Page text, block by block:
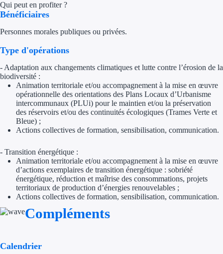
Trouvez des idées de
Quelles aides pour
Ouvrage
Régions de A à H
Aides Région
Aides Région
Qui peut en profiter ?
Bénéficiaires
Personnes morales publiques ou privées.
Type d'opérations
- Adaptation aux changements climatiques et lutte contre l’érosion de la
biodiversité :
Animation territoriale et/ou accompagnement à la mise en œuvre
opérationnelle des orientations des Plans Locaux d’Urbanisme
intercommunaux (PLUi) pour le maintien et/ou la préservation
des réservoirs et/ou des continuités écologiques (Trames Verte et
Bleue) ;
Actions collectives de formation, sensibilisation, communication.
- Transition énergétique :
Animation territoriale et/ou accompagnement à la mise en œuvre
d’actions exemplaires de transition énergétique : sobriété
énergétique, réduction et maîtrise des consommations, projets
territoriaux de production d’énergies renouvelables ;
Actions collectives de formation, sensibilisation, communication.
Compléments
Calendrier